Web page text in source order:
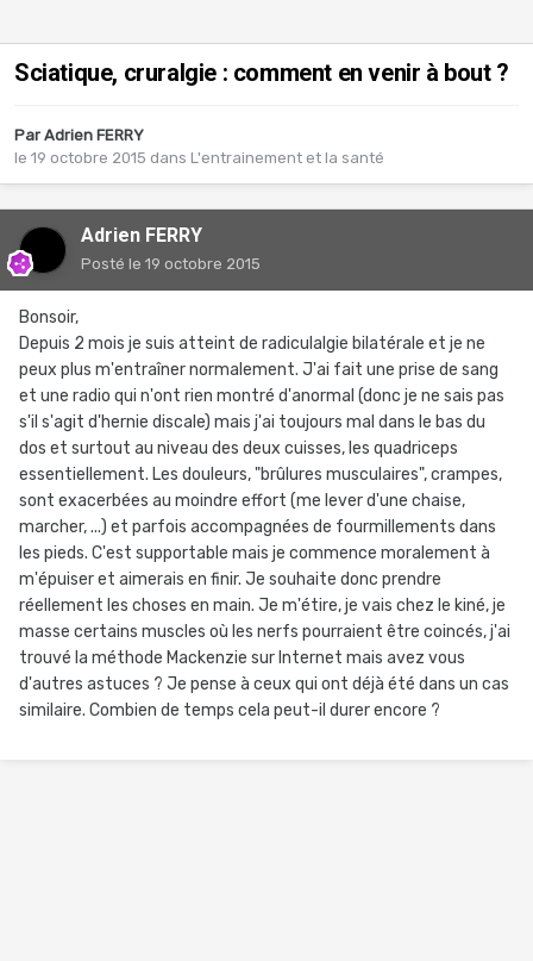
Sciatique, cruralgie : comment en venir à bout ?
Par Adrien FERRY
le 19 octobre 2015 dans L'entrainement et la santé
Adrien FERRY
Posté le 19 octobre 2015
Bonsoir,
Depuis 2 mois je suis atteint de radiculalgie bilatérale et je ne
peux plus m'entraîner normalement. J'ai fait une prise de sang
et une radio qui n'ont rien montré d'anormal (donc je ne sais pas
s'il s'agit d'hernie discale) mais j'ai toujours mal dans le bas du
dos et surtout au niveau des deux cuisses, les quadriceps
essentiellement. Les douleurs, "brûlures musculaires", crampes,
sont exacerbées au moindre effort (me lever d'une chaise,
marcher, ...) et parfois accompagnées de fourmillements dans
les pieds. C'est supportable mais je commence moralement à
m'épuiser et aimerais en finir. Je souhaite donc prendre
réellement les choses en main. Je m'étire, je vais chez le kiné, je
masse certains muscles où les nerfs pourraient être coincés, j'ai
trouvé la méthode Mackenzie sur Internet mais avez vous
d'autres astuces ? Je pense à ceux qui ont déjà été dans un cas
similaire. Combien de temps cela peut-il durer encore ?